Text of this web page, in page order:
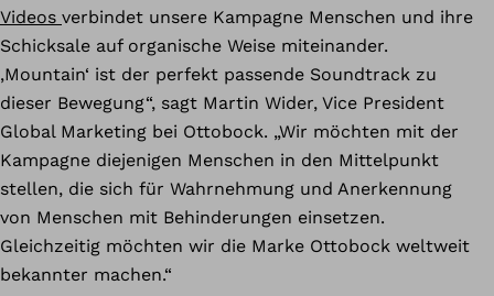
Videos verbindet unsere Kampagne Menschen und ihre
Schicksale auf organische Weise miteinander.
‚Mountain‘ ist der perfekt passende Soundtrack zu
dieser Bewegung“, sagt Martin Wider, Vice President
Global Marketing bei Ottobock. „Wir möchten mit der
Kampagne diejenigen Menschen in den Mittelpunkt
stellen, die sich für Wahrnehmung und Anerkennung
von Menschen mit Behinderungen einsetzen.
Gleichzeitig möchten wir die Marke Ottobock weltweit
bekannter machen.“